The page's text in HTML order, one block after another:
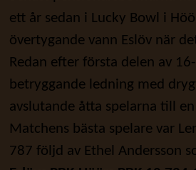
ett år sedan i Lucky Bowl i
övertygande vann Eslöv när
Redan efter första delen av
betryggande ledning med
avslutande åtta spelarna till
Matchens bästa spelare var
787 följd av Ethel Andersson